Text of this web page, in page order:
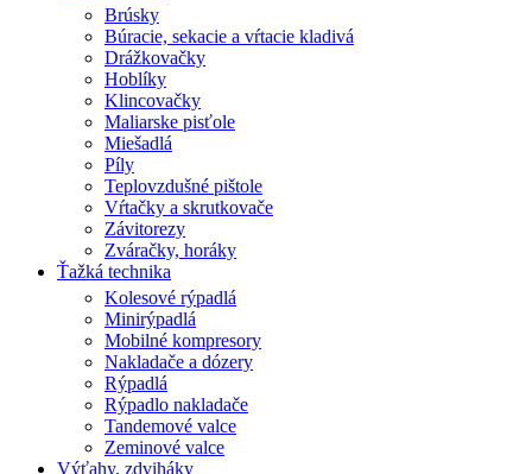
Brúsky
Búracie, sekacie a vŕtacie kladivá
Drážkovačky
Hoblíky
Klincovačky
Maliarske pisťole
Miešadlá
Píly
Teplovzdušné pištole
Vŕtačky a skrutkovače
Závitorezy
Zváračky, horáky
Ťažká technika
Kolesové rýpadlá
Minirýpadlá
Mobilné kompresory
Nakladače a dózery
Rýpadlá
Rýpadlo nakladače
Tandemové valce
Zeminové valce
Výťahy, zdviháky